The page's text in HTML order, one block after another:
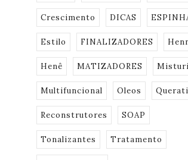
Crescimento DICAS
Estilo FINALIZADORES
Henê MATIZADORES
Multifuncional Oleos
Reconstrutores SOAP
Tonalizantes Tratamento